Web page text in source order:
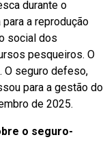
durante o
a reprodução
social dos
pesqueiros. O
O seguro defeso,
para a gestão do
de 2025.
o seguro-